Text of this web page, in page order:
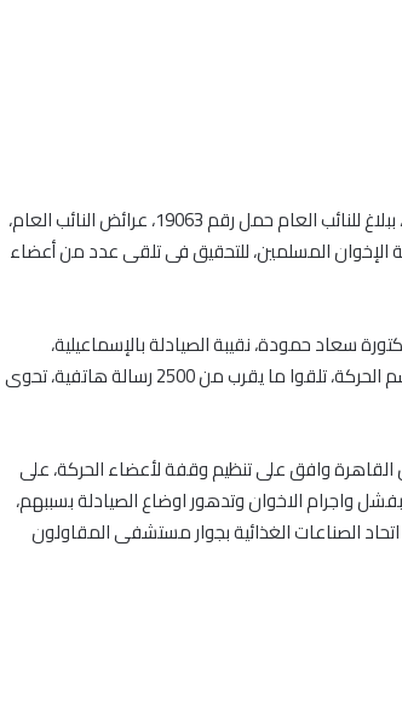
تقدم الصيدلى هانى سامح، المتحدث الرسمى لحركة تمرد الصيادلة، ببلاغ للنائب العام حمل رقم 19063، عرائض النائب العام،
الإخوان المسلمين، للتحقيق فى تلقى عدد من أعضاء
سعاد حمودة، نقيبة الصيادلة بالإسماعيلية،
والدكتور أشرف مكاوى، عضو مجلس نقابة الصيادلة، والمتحدث باسم الحركة، تلقوا ما يقرب من 2500 رسالة هاتفية، تحوى
القاهرة وافق على تنظيم وقفة لأعضاء الحركة، على
واجرام الاخوان وتدهور اوضاع الصيادلة بسببهم،
المقبل بمقر نقابة اتحاد الصناعات الغذائية بجوار مستشفى المقاولون